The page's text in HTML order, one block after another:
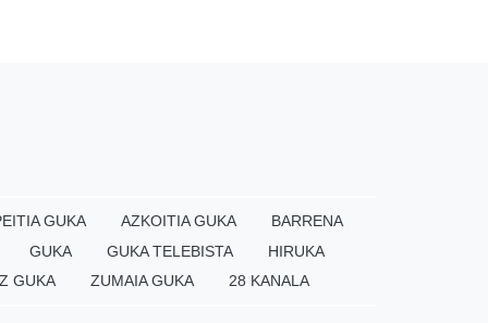
GUKA AZKOITIA GUKA
BARRENA
GUKA
GUKA TELEBISTA
HIRUKA
GUKA
ZUMAIA GUKA 28 KANALA